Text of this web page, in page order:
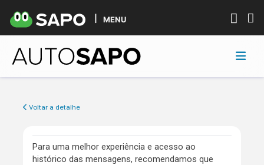
MENU
Voltar a detalhe
Para uma melhor experiência e acesso ao
histórico das mensagens, recomendamos que